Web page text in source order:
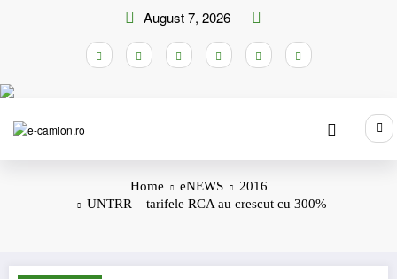
August 7, 2026
Home eNEWS
2016
UNTRR – tarifele RCA au crescut cu 300%